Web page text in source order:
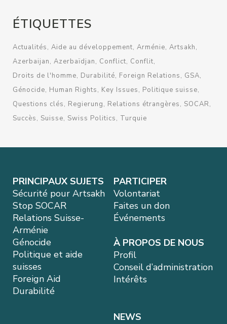
ÉTIQUETTES
Actualités Aide au développement Arménie Artsakh
Azerbaijan Azerbaïdjan Conflict Conflit
Droits de l'homme Durabilité Foreign Relations
GSA
Génocide Human Rights Key Issues
Politique suisse
Questions clés
Regierung Relations étrangères
SOCAR
Succès
Suisse Swiss Politics Turquie
PRINCIPAUX SUJETS
Sécurité pour Artsakh
Stop SOCAR
Relations Suisse-
Arménie
Génocide
Politique et aide
suisses
Foreign Aid
Durabilité
PARTICIPER
Volontariat
Faites un don
Événements
À PROPOS DE NOUS
Profil
Conseil d’administration
Intérêts
NEWS